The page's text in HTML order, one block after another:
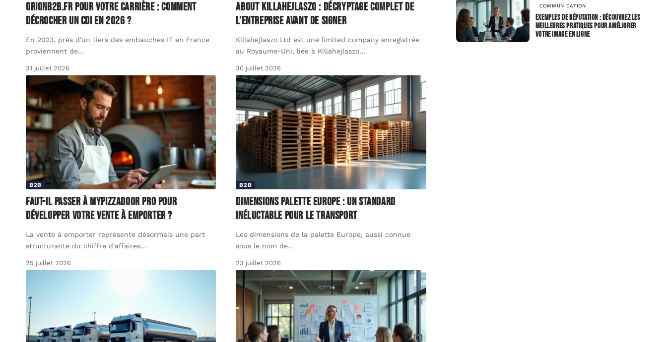
Orionb2b.fr pour votre carrière : comment
décrocher un CDI en 2026 ?
En 2023, près d'un tiers des embauches IT en France
proviennent de…
31 juillet 2026
About Killahejlaszo : décryptage complet de
l’entreprise avant de signer
Killahejlaszo Ltd est une limited company enregistrée
au Royaume-Uni, liée à Killahejlaszo…
30 juillet 2026
B2B
Faut-il passer à mypizzadoor Pro pour
développer votre vente à emporter ?
La vente à emporter représente désormais une part
structurante du chiffre d'affaires…
25 juillet 2026
B2B
Dimensions palette Europe : un standard
inéluctable pour le transport
Les dimensions de la palette Europe, aussi connue
sous le nom de…
23 juillet 2026
COMMUNICATION
Exemples de réputation : découvrez les
meilleures pratiques pour améliorer
votre image en ligne